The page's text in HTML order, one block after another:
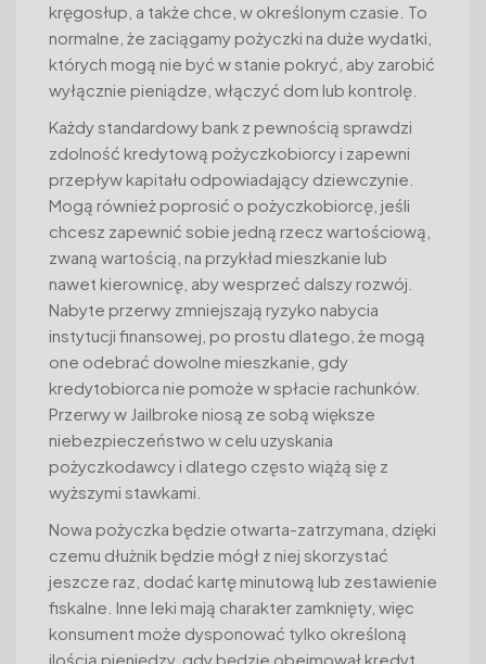
kręgosłup, a także chce, w określonym czasie. To
normalne, że zaciągamy pożyczki na duże wydatki,
których mogą nie być w stanie pokryć, aby zarobić
wyłącznie pieniądze, włączyć dom lub kontrolę.
Każdy standardowy bank z pewnością sprawdzi
zdolność kredytową pożyczkobiorcy i zapewni
przepływ kapitału odpowiadający dziewczynie.
Mogą również poprosić o pożyczkobiorcę, jeśli
chcesz zapewnić sobie jedną rzecz wartościową,
zwaną wartością, na przykład mieszkanie lub
nawet kierownicę, aby wesprzeć dalszy rozwój.
Nabyte przerwy zmniejszają ryzyko nabycia
instytucji finansowej, po prostu dlatego, że mogą
one odebrać dowolne mieszkanie, gdy
kredytobiorca nie pomoże w spłacie rachunków.
Przerwy w Jailbroke niosą ze sobą większe
niebezpieczeństwo w celu uzyskania
pożyczkodawcy i dlatego często wiążą się z
wyższymi stawkami.
Nowa pożyczka będzie otwarta-zatrzymana, dzięki
czemu dłużnik będzie mógł z niej skorzystać
jeszcze raz, dodać kartę minutową lub zestawienie
fiskalne. Inne leki mają charakter zamknięty, więc
konsument może dysponować tylko określoną
ilością pieniędzy, gdy będzie obejmował kredyt